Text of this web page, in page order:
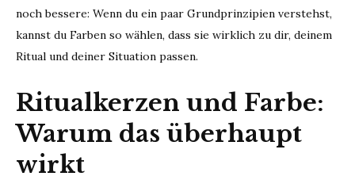
noch bessere: Wenn du ein paar Grundprinzipien verstehst,
kannst du Farben so wählen, dass sie wirklich zu dir, deinem
Ritual und deiner Situation passen.
Ritualkerzen und Farbe:
Warum das überhaupt
wirkt